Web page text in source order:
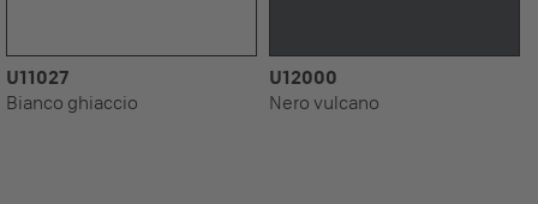
U11027
Bianco ghiaccio
U12000
Nero vulcano